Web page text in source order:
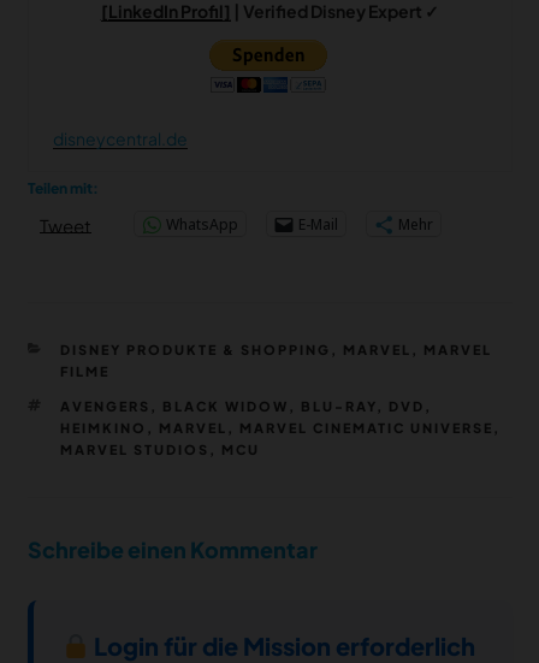
[LinkedIn Profil] | Verified Disney Expert ✓
disneycentral.de
Teilen mit:
Tweet WhatsApp E-Mail Mehr
KATEGORIEN
DISNEY PRODUKTE & SHOPPING MARVEL
MARVEL
FILME
SCHLAGWÖRTER
AVENGERS BLACK WIDOW BLU-RAY DVD
HEIMKINO
MARVEL MARVEL CINEMATIC UNIVERSE
MARVEL STUDIOS
MCU
Schreibe einen Kommentar
Login für die Mission erforderlich